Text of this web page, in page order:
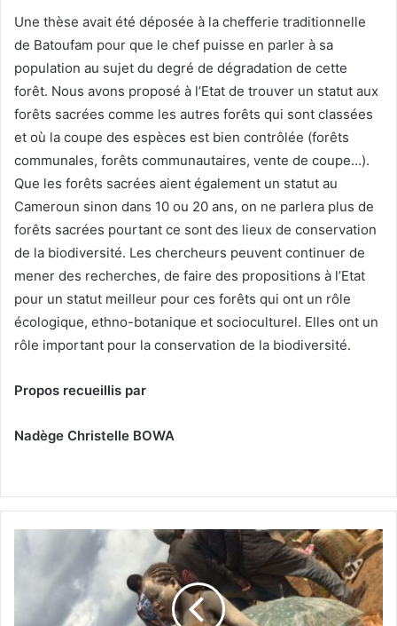
Une thèse avait été déposée à la chefferie traditionnelle
de Batoufam pour que le chef puisse en parler à sa
population au sujet du degré de dégradation de cette
forêt. Nous avons proposé à l’Etat de trouver un statut aux
forêts sacrées comme les autres forêts qui sont classées
et où la coupe des espèces est bien contrôlée (forêts
communales, forêts communautaires, vente de coupe…).
Que les forêts sacrées aient également un statut au
Cameroun sinon dans 10 ou 20 ans, on ne parlera plus de
forêts sacrées pourtant ce sont des lieux de conservation
de la biodiversité. Les chercheurs peuvent continuer de
mener des recherches, de faire des propositions à l’Etat
pour un statut meilleur pour ces forêts qui ont un rôle
écologique, ethno-botanique et socioculturel. Elles ont un
rôle important pour la conservation de la biodiversité.
Propos recueillis par
Nadège Christelle BOWA